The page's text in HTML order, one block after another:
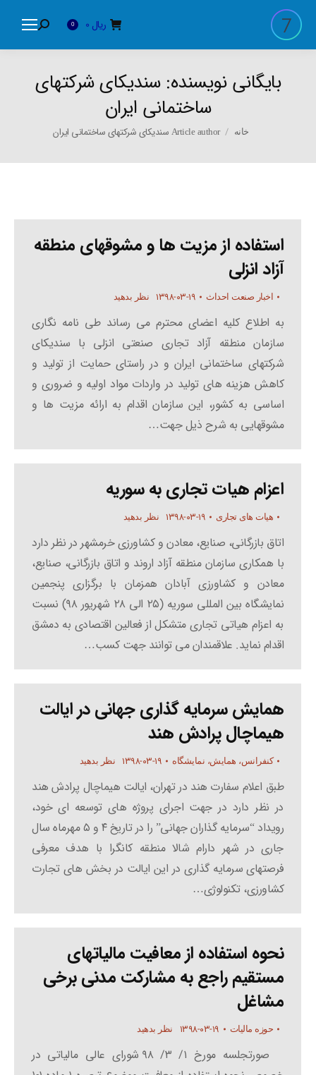
ریال 0
Search:
بایگانی نویسنده:سندیکای شرکتهای
ساختمانی ایران
You are here:
خانه Article author سندیکای شرکتهای ساختمانی ایران
استفاده از مزیت ها و مشوقهای منطقه
آزاد انزلی
اخبار صنعت احداث ۱۳۹۸-۰۳-۱۹ نظر بدهید
به اطلاع کلیه اعضای محترم می رساند طی نامه نگاری
سازمان منطقه آزاد تجاری صنعتی انزلی با سندیکای
شرکتهای ساختمانی ایران و در راستای حمایت از تولید و
کاهش هزینه های تولید در واردات مواد اولیه و ضروری و
اساسی به کشور، این سازمان اقدام به ارائه مزیت ها و
مشوقهایی به شرح ذیل جهت…
اعزام هیات تجاری به سوریه
هیات های تجاری ۱۳۹۸-۰۳-۱۹ نظر بدهید
اتاق بازرگانی، صنایع، معادن و کشاورزی خرمشهر در نظر دارد
با همکاری سازمان منطقه آزاد اروند و اتاق بازرگانی، صنایع،
معادن و کشاورزی آبادان همزمان با برگزاری پنجمین
نمایشگاه بین المللی سوریه (۲۵ الی ۲۸ شهریور ۹۸) نسبت
به اعزام هیاتی تجاری متشکل از فعالین اقتصادی به دمشق
اقدام نماید. علاقمندان می توانند جهت کسب…
همایش سرمایه گذاری جهانی در ایالت
هیماچال پرادش هند
کنفرانس، همایش، نمایشگاه ۱۳۹۸-۰۳-۱۹ نظر بدهید
طبق اعلام سفارت هند در تهران، ایالت هیماچال پرادش هند
در نظر دارد در جهت اجرای پروژه های توسعه ای خود،
رویداد “سرمایه گذاران جهانی” را در تاریخ ۴ و ۵ مهرماه سال
جاری در شهر دارام شالا منطقه کانگرا با هدف معرفی
فرصتهای سرمایه گذاری در این ایالت در بخش های تجارت
کشاورزی، تکنولوژی…
نحوه استفاده از معافیت مالیاتهای
مستقیم راجع به مشارکت مدنی برخی
مشاغل
حوزه مالیات ۱۳۹۸-۰۳-۱۹ نظر بدهید
صورتجلسه مورخ ۱/ ۳/ ۹۸ شورای عالی مالیاتی در